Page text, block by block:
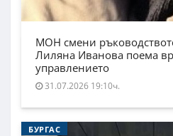
МОН смени
Лиляна Иванова поема
управлението
31.07.2026 19:10ч.
БУРГАС